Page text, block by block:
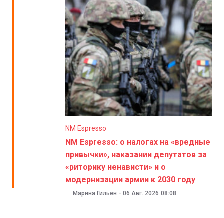
NM Espresso
NM Espresso: о налогах на «вредные
привычки», наказании депутатов за
«риторику ненависти» и о
модернизации армии к 2030 году
Марина Гильен - 06 Авг. 2026 08:08